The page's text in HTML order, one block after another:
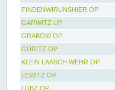
FINDENWIRUNSHIER OP
GARWITZ UP
GRABOW OP
GÜRITZ OP
KLEIN LAASCH WEHR OP
LEWITZ OP
LÜBZ OP